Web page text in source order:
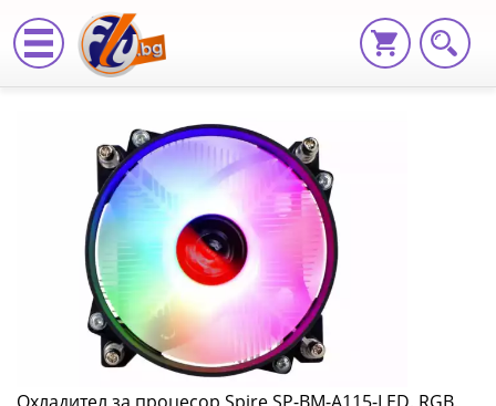
Охладител
за
процесор
Spire
SP-
BM-
A115-